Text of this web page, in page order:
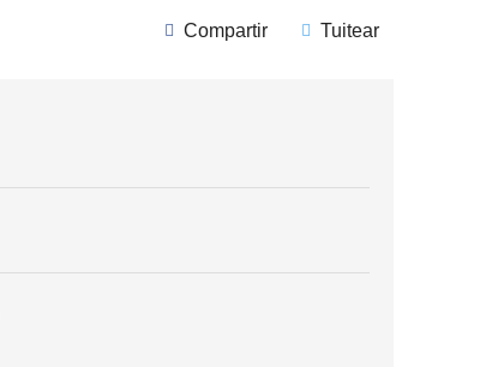
Compartir Tuitear